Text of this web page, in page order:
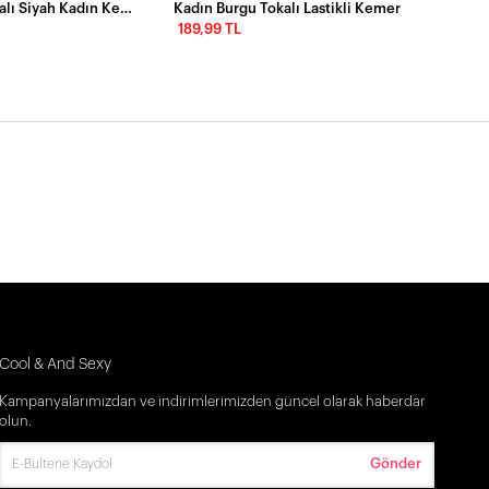
Kadın Burgu Tokalı Lastikli Kemer
189,99 TL
Cool & And Sexy
Kampanyalarımızdan ve indirimlerimizden güncel olarak haberdar
olun.
Gönder